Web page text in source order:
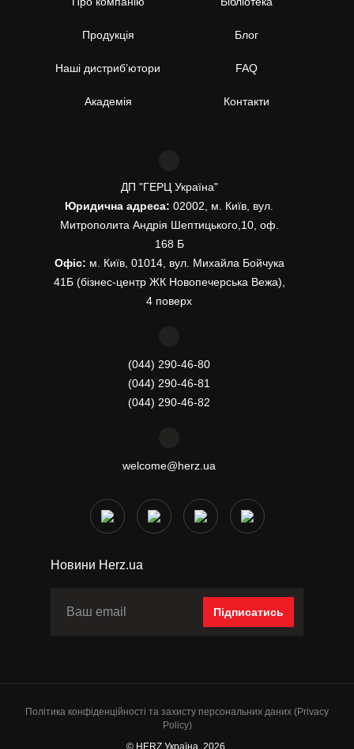
Продукція
Наші дистриб’ютори
Академія
Блог
FAQ
Контакти
ДП "ГЕРЦ Україна"
Юридична адреса: 02002, м. Київ, вул.
Митрополита Андрія Шептицького,10, оф.
168 Б
Офіс: м. Київ, 01014, вул. Михайла Бойчука
41Б (бізнес-центр ЖК Новопечерська Вежа),
4 поверх
(044) 290-46-80
(044) 290-46-81
(044) 290-46-82
welcome@herz.ua
Новини Herz.ua
Підписатись
Політика конфіденційності та захисту персональних даних (Privacy
Policy)
© HERZ Україна, 2026.